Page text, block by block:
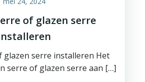
of glazen serre
glazen serre installeren Het
serre of glazen serre aan […]